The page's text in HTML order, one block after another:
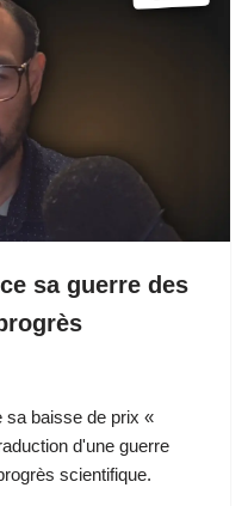
sa guerre des
sa baisse de prix «
d'une guerre
scientifique.